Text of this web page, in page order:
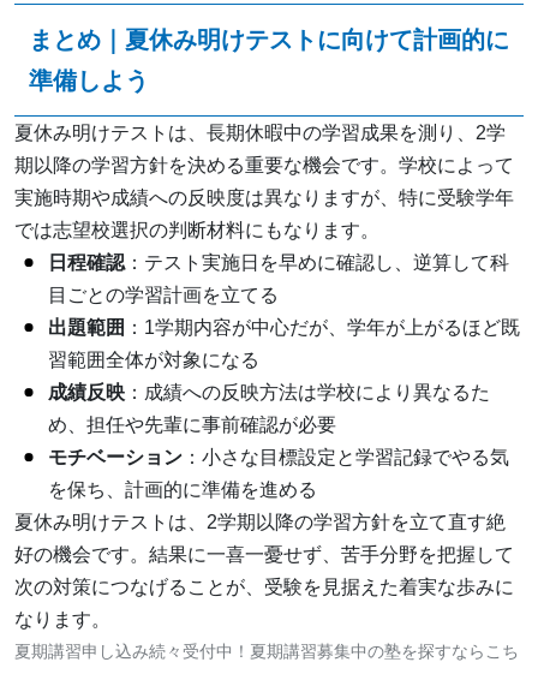
まとめ｜夏休み明けテストに向けて計画的に
準備しよう
夏休み明けテストは、長期休暇中の学習成果を測り、2学
期以降の学習方針を決める重要な機会です。学校によって
実施時期や成績への反映度は異なりますが、特に受験学年
では志望校選択の判断材料にもなります。
日程確認 ：テスト実施日を早めに確認し、逆算して科
目ごとの学習計画を立てる
出題範囲 ：1学期内容が中心だが、学年が上がるほど既
習範囲全体が対象になる
成績反映 ：成績への反映方法は学校により異なるた
め、担任や先輩に事前確認が必要
モチベーション ：小さな目標設定と学習記録でやる気
を保ち、計画的に準備を進める
夏休み明けテストは、2学期以降の学習方針を立て直す絶
好の機会です。結果に一喜一憂せず、苦手分野を把握して
次の対策につなげることが、受験を見据えた着実な歩みに
なります。
夏期講習申し込み続々受付中！夏期講習募集中の塾を探すならこち